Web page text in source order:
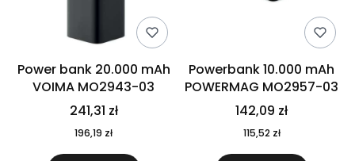
Power bank 20.000 mAh
VOIMA MO2943-03
241,31 zł
196,19 zł
Powerbank 10.000 mAh
POWERMAG MO2957-03
142,09 zł
115,52 zł